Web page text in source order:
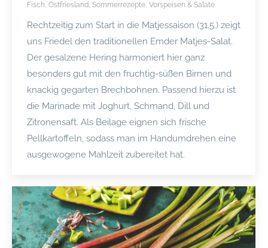
Fisch Ostfriesland Sommerrezepte Vorspeisen & Salate
Rechtzeitig zum Start in die Matjessaison (31.5.) zeigt
uns Friedel den traditionellen Emder Matjes-Salat.
Der gesalzene Hering harmoniert hier ganz
besonders gut mit den fruchtig-süßen Birnen und
knackig gegarten Brechbohnen. Passend hierzu ist
die Marinade mit Joghurt, Schmand, Dill und
Zitronensaft. Als Beilage eignen sich frische
Pellkartoffeln, sodass man im Handumdrehen eine
ausgewogene Mahlzeit zubereitet hat.